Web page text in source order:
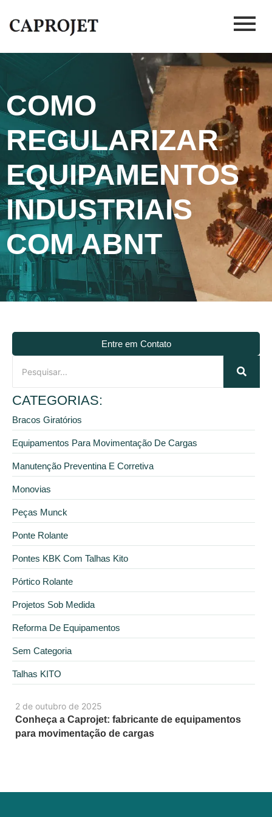
COMO
REGULARIZAR
EQUIPAMENTOS
INDUSTRIAIS
COM ABNT
2 de outubro de 2025
Conheça a Caprojet: fabricante de equipamentos
para movimentação de cargas
Entre em Contato
CATEGORIAS:
Bracos Giratórios
Equipamentos Para Movimentação De Cargas
Manutenção Preventina E Corretiva
Monovias
Peças Munck
Ponte Rolante
Pontes KBK Com Talhas Kito
Pórtico Rolante
Projetos Sob Medida
Reforma De Equipamentos
Sem Categoria
Talhas KITO